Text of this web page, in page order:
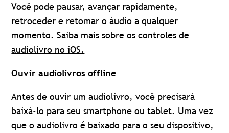
Você pode pausar, avançar rapidamente,
retroceder e retomar o áudio a qualquer
momento.Saiba mais sobre os controles de
audiolivro no iOS.
Ouvir audiolivros offline
Antes de ouvir um audiolivro, você precisará
baixá-lo para seu smartphone ou tablet. Uma vez
que o audiolivro é baixado para o seu dispositivo,